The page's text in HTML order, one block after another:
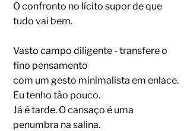
O confronto no lícito supor de que
tudo vai bem.
Vasto campo diligente - transfere o
fino pensamento
com um gesto minimalista em enlace.
Eu tenho tão pouco.
Já é tarde. O cansaço é uma
penumbra na salina.